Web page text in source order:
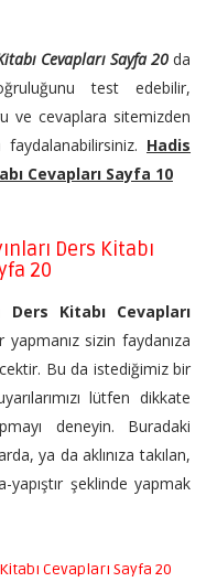
Cevapları Sayfa 20da
test edebilir,
ve cevaplara sitemizden
Hadis
Cevapları Sayfa 10
Ders Kitabı
20
Kitabı Cevapları
yapmanız sizin faydanıza
Bu da istediğimiz bir
lütfen dikkate
deneyin. Buradaki
ya da aklınıza takılan,
yapıştır şeklinde yapmak
Cevapları Sayfa 20